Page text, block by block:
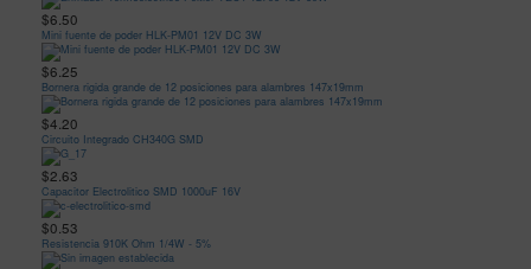
$6.50
Mini fuente de poder HLK-PM01 12V DC 3W
$6.25
Bornera rigida grande de 12 posiciones para alambres 147x19mm
$4.20
Circuito Integrado CH340G SMD
$2.63
Capacitor Electrolitico SMD 1000uF 16V
$0.53
Resistencia 910K Ohm 1/4W - 5%